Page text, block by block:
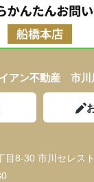
アン不動産 市川
目8-30 市川セレス